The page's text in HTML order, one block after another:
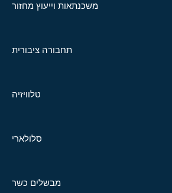
משכנתאות וייעוץ מחזור
תחבורה ציבורית
טלוויזיה
סלולארי
מבשלים כשר